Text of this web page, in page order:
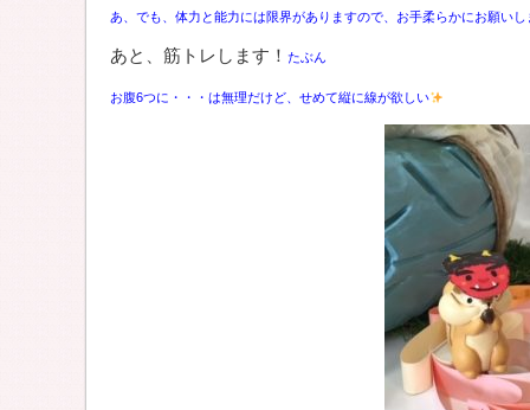
あ、でも、体力と能力には限界がありますので、お手柔らかにお願い
あと、筋トレします！ たぶん
お腹6つに・・・は無理だけど、せめて縦に線が欲しい